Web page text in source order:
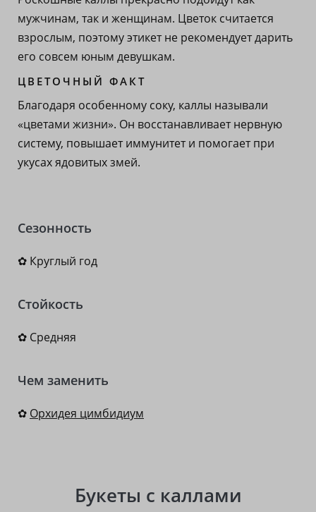
мужчинам, так и женщинам. Цветок считается
взрослым, поэтому этикет не рекомендует дарить
его совсем юным девушкам.
ЦВЕТОЧНЫЙ ФАКТ
Благодаря особенному соку, каллы называли
«цветами жизни». Он восстанавливает нервную
систему, повышает иммунитет и помогает при
укусах ядовитых змей.
Сезонность
✿ Круглый год
Стойкость
✿ Средняя
Чем заменить
✿ Орхидея цимбидиум
Букеты с каллами